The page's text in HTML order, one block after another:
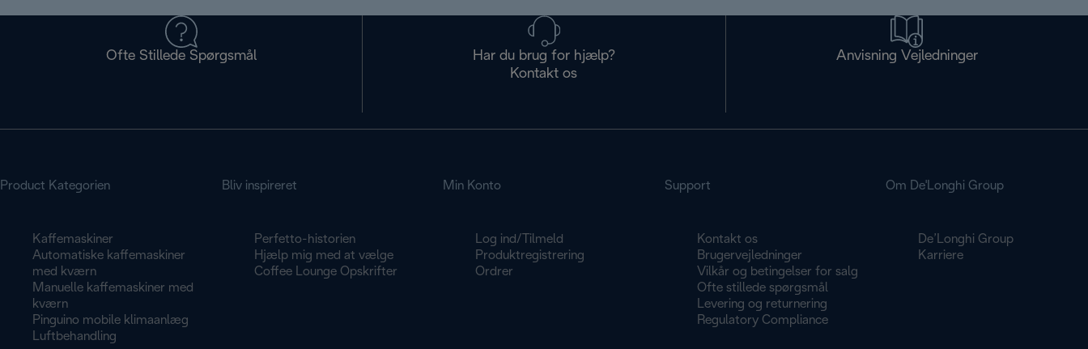
Ofte Stillede Spørgsmål
Har du brug for hjælp?
Kontakt os
Anvisning Vejledninger
Product Kategorien
Kaffemaskiner
Automatiske kaffemaskiner
med kværn
Manuelle kaffemaskiner med
kværn
Pinguino mobile klimaanlæg
Luftbehandling
Bliv inspireret
Perfetto-historien
Hjælp mig med at vælge
Coffee Lounge Opskrifter
Min Konto
Log ind/Tilmeld
Produktregistrering
Ordrer
Support
Kontakt os
Brugervejledninger
Vilkår og betingelser for salg
Ofte stillede spørgsmål
Levering og returnering
Regulatory Compliance
Om De'Longhi Group
De’Longhi Group
Karriere